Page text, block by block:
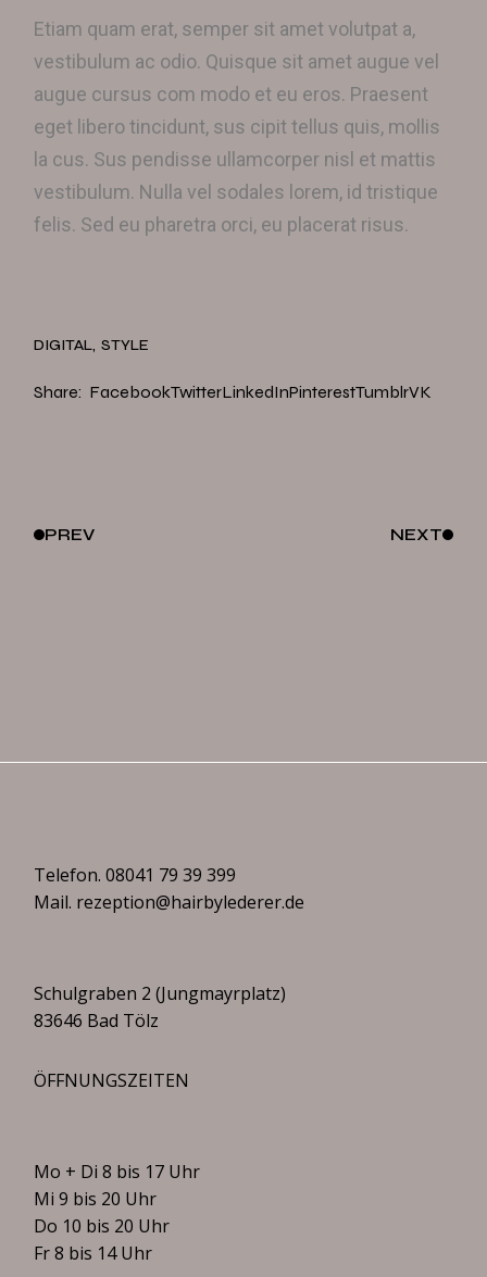
Etiam quam erat, semper sit amet volutpat a,
vestibulum ac odio. Quisque sit amet augue vel
augue cursus com modo et eu eros. Praesent
eget libero tincidunt, sus cipit tellus quis, mollis
la cus. Sus pendisse ullamcorper nisl et mattis
vestibulum. Nulla vel sodales lorem, id tristique
felis. Sed eu pharetra orci, eu placerat risus.
DIGITAL STYLE
Share: FacebookTwitterLinkedInPinterestTumblrVK
PREV NEXT
Telefon.08041 79 39 399
Mail. rezeption@hairbylederer.de
Schulgraben 2 (Jungmayrplatz)
83646 Bad Tölz
ÖFFNUNGSZEITEN
Mo + Di 8 bis 17 Uhr
Mi 9 bis 20 Uhr
Do 10 bis 20 Uhr
Fr 8 bis 14 Uhr